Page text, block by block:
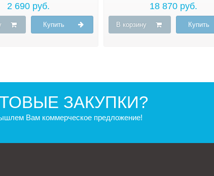
2 690 руб.
Купить
18 870 руб.
В корзину Купить
ЗАКУПКИ?
Вам коммерческое предложение!